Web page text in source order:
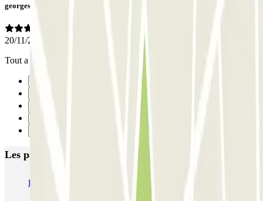
georges
20/11/2025
Tout a très bien fonctionné ... organisation et services...
Les parkings les mieux notés à Nice
P5 Aéroport de Nice Côte d'Azur Terminal 2 - Au contact